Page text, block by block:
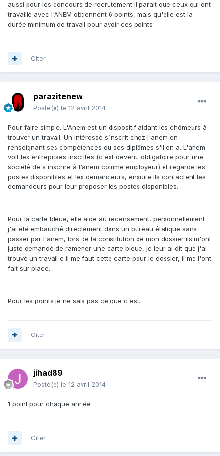
aussi pour les concours de recrutement il parait que ceux qui ont
travaillé avec l'ANEM obtiennent 6 points, mais qu'elle est la
durée minimum de travail pour avoir ces points
Citer
parazitenew
Posté(e) le 12 avril 2014
Pour faire simple. L'Anem est un dispositif aidant les chômeurs à
trouver un travail. Un intéressé s’inscrit chez l'anem en
renseignant ses compétences ou ses diplômes s'il en a. L'anem
voit les entreprises inscrites (c'est devenu obligatoire pour une
société de s'inscrire à l'anem comme employeur) et regarde les
postes disponibles et les demandeurs, ensuite ils contactent les
demandeurs pour leur proposer les postes disponibles.
Pour la carte bleue, elle aide au recensement, personnellement
j'ai été embauché directement dans un bureau étatique sans
passer par l'anem, lors de la constitution de mon dossier ils m'ont
juste demandé de ramener une carte bleue, je leur ai dit que j'ai
trouvé un travail e il me faut cette carte pour le dossier, il me l'ont
fait sur place.
Pour les points je ne sais pas ce que c'est.
Citer
jihad89
Posté(e) le 12 avril 2014
1 point pour chaque année
Citer